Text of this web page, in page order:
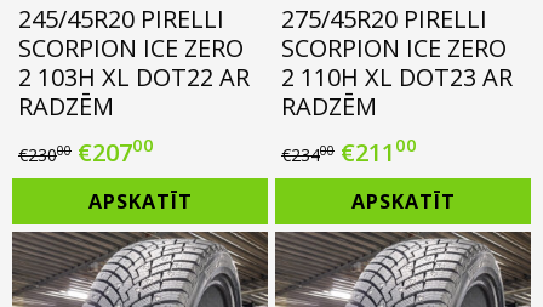
245/45R20 PIRELLI
SCORPION ICE ZERO
2 103H XL DOT22 AR
RADZĒM
€23000 Original
price
was:
€230.00.
€20700
price
is:
€207.00.
APSKATĪT
275/45R20 PIRELLI
SCORPION ICE ZERO
2 110H XL DOT23 AR
RADZĒM
€23400 Original
price
was:
€234.00.
€211 00
price
is:
€211.00.
APSKATĪT